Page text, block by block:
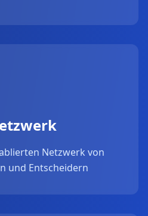
Netzwerk von
und Entscheidern